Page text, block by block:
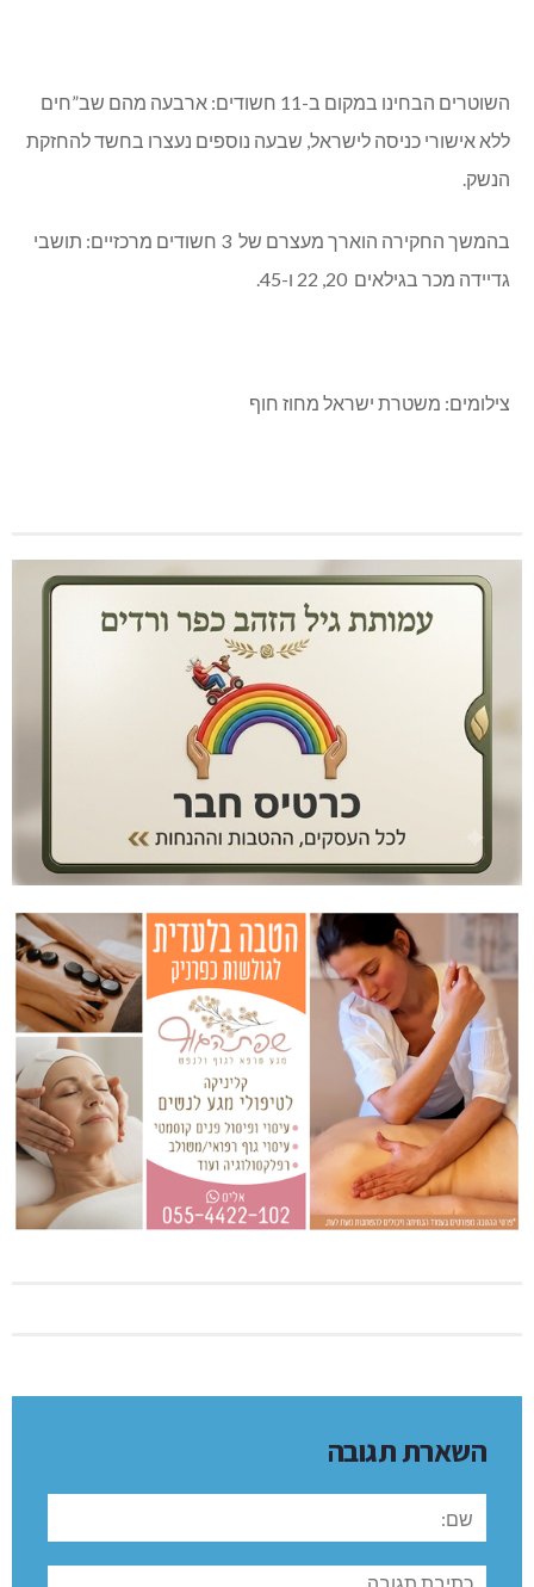
השוטרים הבחינו במקום ב-11 חשודים: ארבעה מהם שב”חים
ללא אישורי כניסה לישראל, שבעה נוספים נעצרו בחשד להחזקת
הנשק.
בהמשך החקירה הוארך מעצרם של 3 חשודים מרכזיים: תושבי
גדיידה מכר בגילאים 20, 22 ו-45.
צילומים: משטרת ישראל מחוז חוף
השארת תגובה
שם:
תגובה